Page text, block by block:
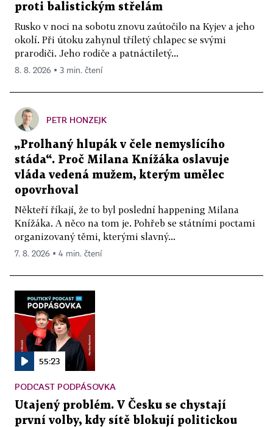
proti balistickým střelám
Rusko v noci na sobotu znovu zaútočilo na Kyjev a jeho
okolí. Při útoku zahynul tříletý chlapec se svými
prarodiči. Jeho rodiče a patnáctiletý...
8. 8. 2026 ▪ 3 min. čtení
PETR HONZEJK
„Prolhaný hlupák v čele nemyslícího
stáda“. Proč Milana Knížáka oslavuje
vláda vedená mužem, kterým umělec
opovrhoval
Někteří říkají, že to byl poslední happening Milana
Knížáka. A něco na tom je. Pohřeb se státními poctami
organizovaný těmi, kterými slavný...
7. 8. 2026 ▪ 4 min. čtení
55:23
PODCAST PODPÁSOVKA
Utajený problém. V Česku se chystají
první volby, kdy sítě blokují politickou